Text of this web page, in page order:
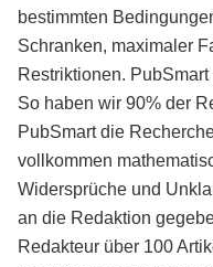
bestimmten
Schranken, maximaler
Restriktionen.
So haben wir 90% der
PubSmart die
vollkommen
Widersprüche und
an die Redaktion
Redakteur über 100